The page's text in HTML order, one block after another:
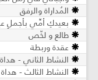
المُداراة والرفق
بعيدكِ أمِّي بأجملِ
طالع و لخّص
عقدة وربطة
النشاط الثاني -
النشاط الثالث - هداة الأمم 2 -